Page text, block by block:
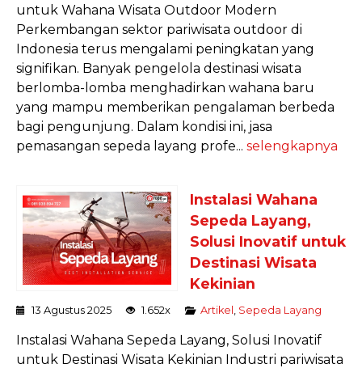
untuk Wahana Wisata Outdoor Modern
Perkembangan sektor pariwisata outdoor di
Indonesia terus mengalami peningkatan yang
signifikan. Banyak pengelola destinasi wisata
berlomba-lomba menghadirkan wahana baru
yang mampu memberikan pengalaman berbeda
bagi pengunjung. Dalam kondisi ini, jasa
pemasangan sepeda layang profe... selengkapnya
Instalasi Wahana
Sepeda Layang,
Solusi Inovatif untuk
Destinasi Wisata
Kekinian
13 Agustus 2025 1.652x Artikel Sepeda Layang
Instalasi Wahana Sepeda Layang, Solusi Inovatif
untuk Destinasi Wisata Kekinian Industri pariwisata